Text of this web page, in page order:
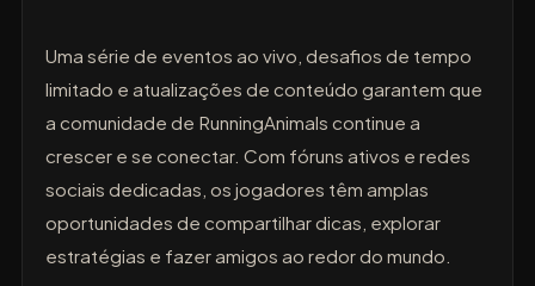
Uma série de eventos ao vivo, desafios de tempo
limitado e atualizações de conteúdo garantem que
a comunidade de RunningAnimals continue a
crescer e se conectar. Com fóruns ativos e redes
sociais dedicadas, os jogadores têm amplas
oportunidades de compartilhar dicas, explorar
estratégias e fazer amigos ao redor do mundo.